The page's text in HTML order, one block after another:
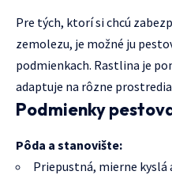
Pre tých, ktorí si chcú
zemolezu, je možné ju
podmienkach. Rastlina je
adaptuje na rôzne
Podmienky
Pôda a stanovište:
Priepustná, mierne kyslá